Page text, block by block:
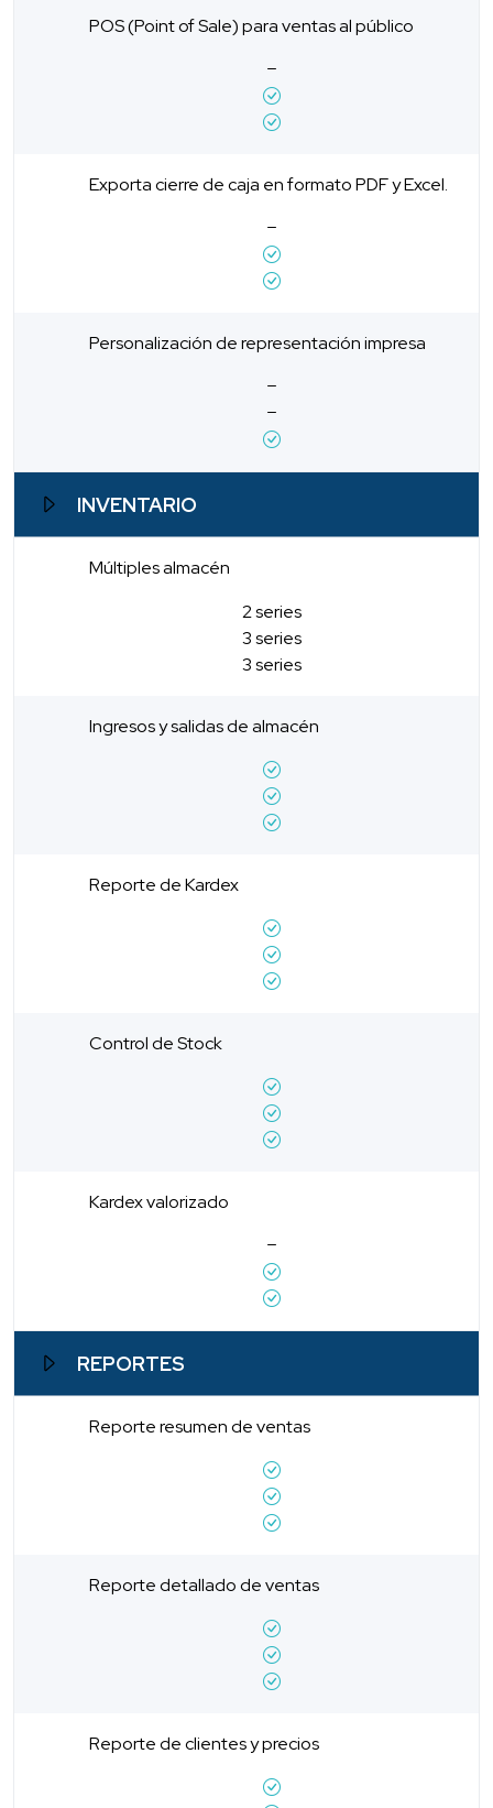
POS (Point of Sale) para ventas al público
Exporta cierre de caja en formato PDF y Excel.
Personalización de representación impresa
INVENTARIO
Múltiples almacén
2 series
3 series
3 series
Ingresos y salidas de almacén
Reporte de Kardex
Control de Stock
Kardex valorizado
REPORTES
Reporte resumen de ventas
Reporte detallado de ventas
Reporte de clientes y precios